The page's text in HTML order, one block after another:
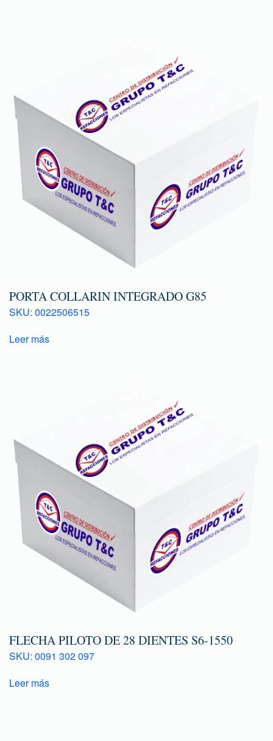
PORTA COLLARIN INTEGRADO G85
SKU: 0022506515
Leer más
FLECHA PILOTO DE 28 DIENTES S6-1550
SKU: 0091 302 097
Leer más